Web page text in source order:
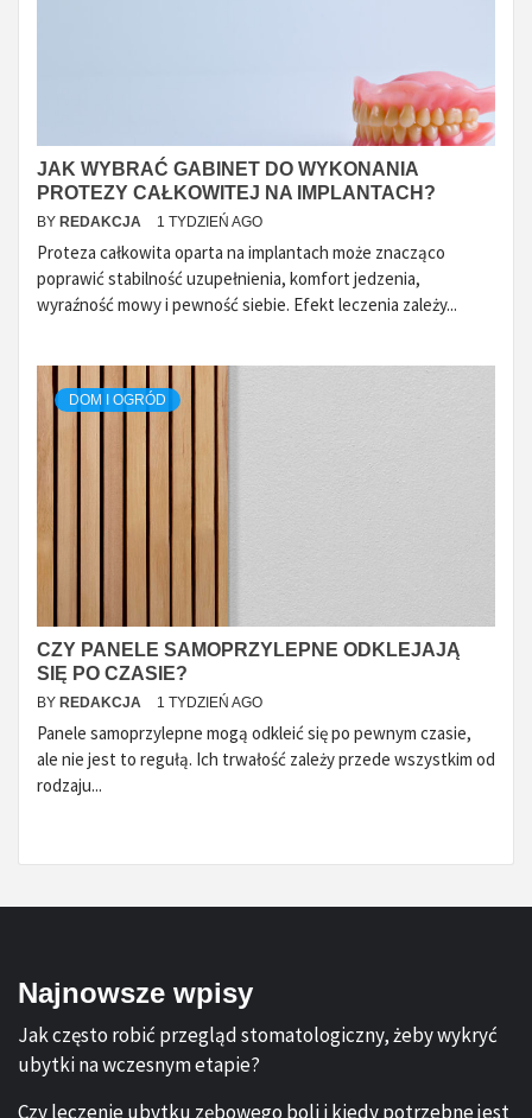
JAK WYBRAĆ GABINET DO WYKONANIA
PROTEZY CAŁKOWITEJ NA IMPLANTACH?
BY REDAKCJA 1 TYDZIEŃ AGO
Proteza całkowita oparta na implantach może znacząco
poprawić stabilność uzupełnienia, komfort jedzenia,
wyraźność mowy i pewność siebie. Efekt leczenia zależy...
DOM I OGRÓD
CZY PANELE SAMOPRZYLEPNE ODKLEJAJĄ
SIĘ PO CZASIE?
BY REDAKCJA 1 TYDZIEŃ AGO
Panele samoprzylepne mogą odkleić się po pewnym czasie,
ale nie jest to regułą. Ich trwałość zależy przede wszystkim od
rodzaju...
Najnowsze wpisy
Jak często robić przegląd stomatologiczny, żeby wykryć
ubytki na wczesnym etapie?
Czy leczenie ubytku zębowego boli i kiedy potrzebne jest